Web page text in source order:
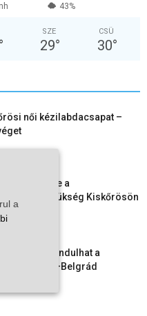
43%
°
SZE
29°
CSÜ
30°
női kézilabdacsapat –
ezekre a
van most szükség Kiskőrösön
ősszel újraindulhat a
Budapest–Belgrád
a